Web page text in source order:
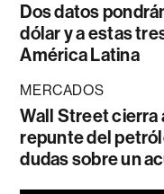
Dos datos
dólar y a estas
América Latina
MERCADOS
Wall Street cierra
repunte del
dudas sobre un